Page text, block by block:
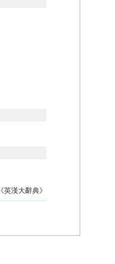
英漢大辭典》